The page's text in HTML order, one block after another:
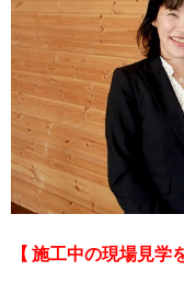
【 施工中の現場見学